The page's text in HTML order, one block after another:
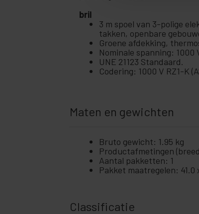
bril
3 m spoel van 3-polige
takken, openbare
Groene afdekking,
Nominale spanning: 1000
UNE 21123 Standaard.
Codering: 1000 V RZ1-K
Maten en gewichten
Bruto gewicht: 1.95 kg
Productafmetingen
Aantal pakketten: 1
Pakket maatregelen: 41.0
Classificatie